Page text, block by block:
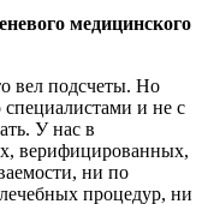
медицинского
вел подсчеты. Но
и не с
У нас в
верифицированных,
ни по
процедур, ни